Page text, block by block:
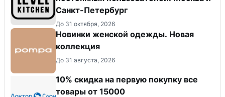
Санкт-Петербург
До 31 октября, 2026
Новинки женской одежды. Новая
коллекция
До 31 августа, 2026
10% скидка на первую покупку все
товары от 15000